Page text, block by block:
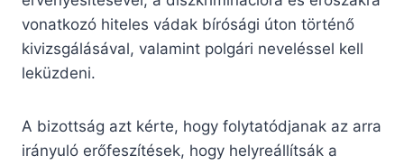
vonatkozó hiteles vádak bírósági úton történő
kivizsgálásával, valamint polgári neveléssel kell
leküzdeni.
A bizottság azt kérte, hogy folytatódjanak az arra
irányuló erőfeszítések, hogy helyreállítsák a